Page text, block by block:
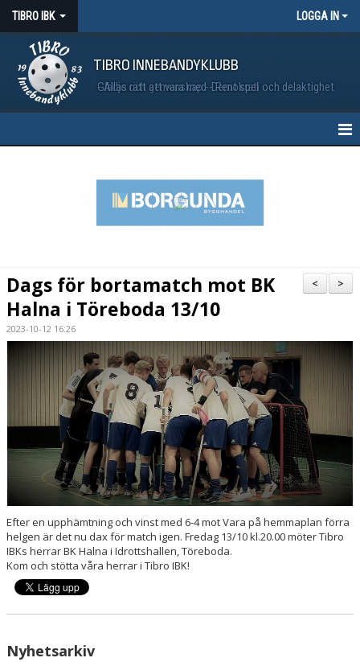
TIBRO IBK LOGGA IN
TIBRO INNEBANDYKLUBB
Glädje och gemenskap - Demokrati och delaktighet - Allas rätt att vara med - Rent spel
KALENDER
BILDGALLERI
INSTRUKTION/DOKUMENT FUNKTIONÄR/LAGFÖRÄLDER
MEDLEMSKAP
KONTAKT
OM KLUBBEN
LEDARE
>
<
Dags för bortamatch mot BK
Halna i Töreboda 13/10
2023-10-12 16:26
Efter en upphämtning och vinst med 6-4 mot Vara på hemmaplan förra
helgen är det nu dax för match igen. Fredag 13/10 kl.20.00 möter Tibro
IBKs herrar BK Halna i Idrottshallen, Töreboda.
Kom och stötta våra herrar i Tibro IBK!
Nyhetsarkiv